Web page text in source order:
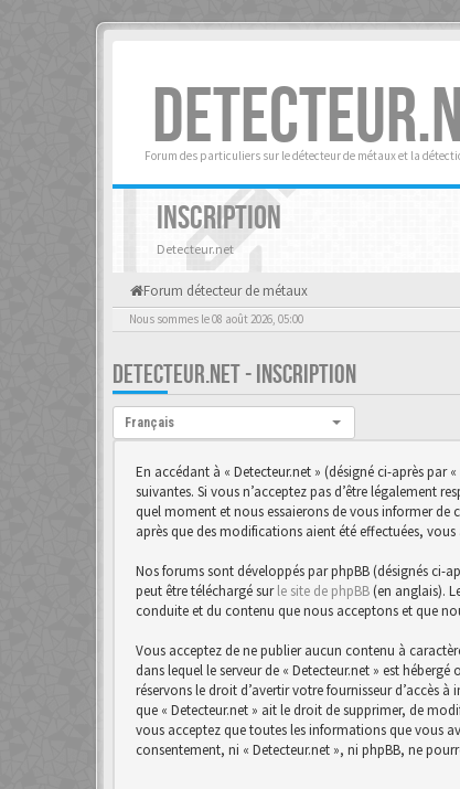
Forum des particuliers sur le détecteur de métaux et la
INSCRIPTION
Detecteur.net
Forum détecteur de métaux
Nous sommes le 08 août 2026, 05:00
DETECTEUR.NET - INSCRIPTION
Langue :
Français
En accédant à « Detecteur.net » (désigné ci-après
suivantes. Si vous n’acceptez pas d’être légalement
quel moment et nous essaierons de vous informer
après que des modifications aient été effectuées,
Nos forums sont développés par phpBB (désignés ci-
peut être téléchargé surle site de phpBB (en anglais).
conduite et du contenu que nous acceptons et que
Vous acceptez de ne publier aucun contenu à
dans lequel le serveur de « Detecteur.net » est
réservons le droit d’avertir votre fournisseur d’accès
que « Detecteur.net » ait le droit de supprimer, de
vous acceptez que toutes les informations que vous
consentement, ni « Detecteur.net », ni phpBB, ne